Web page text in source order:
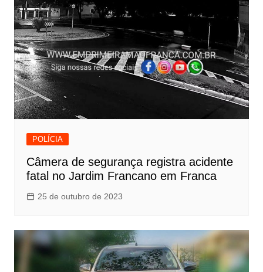
POLÍCIA
Câmera de segurança registra acidente
fatal no Jardim Francano em Franca
25 de outubro de 2023